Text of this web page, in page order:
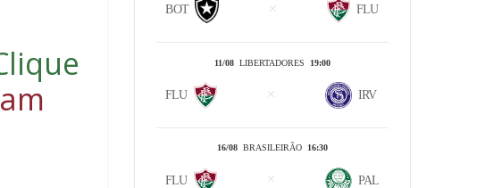
BOT FLU
11/08 LIBERTADORES 19:00
FLU IRV
16/08 BRASILEIRÃO 16:30
FLU PAL